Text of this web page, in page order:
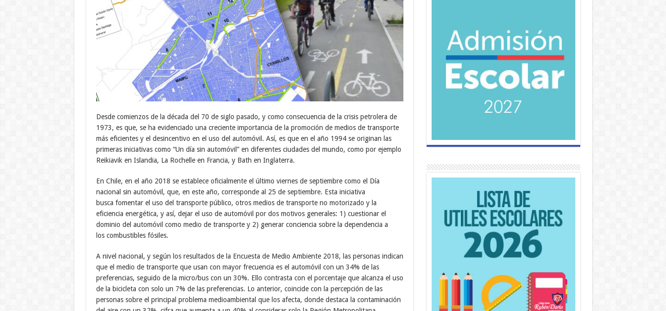
Desde comienzos de la década del 70 de siglo pasado, y como consecuencia de la crisis petrolera de
1973, es que, se ha evidenciado una creciente importancia de la promoción de medios de transporte
más eficientes y el desincentivo en el uso del automóvil. Así, es que en el año 1994 se originan las
primeras iniciativas como “Un día sin automóvil” en diferentes ciudades del mundo, como por ejemplo
Reikiavik en Islandia, La Rochelle en Francia, y Bath en Inglaterra.
En Chile, en el año 2018 se establece oficialmente el último viernes de septiembre como el Día
nacional sin automóvil, que, en este año, corresponde al 25 de septiembre. Esta iniciativa
busca fomentar el uso del transporte público, otros medios de transporte no motorizado y la
eficiencia energética, y así, dejar el uso de automóvil por dos motivos generales: 1) cuestionar el
dominio del automóvil como medio de transporte y 2) generar conciencia sobre la dependencia a
los combustibles fósiles.
A nivel nacional, y según los resultados de la Encuesta de Medio Ambiente 2018, las personas indican
que el medio de transporte que usan con mayor frecuencia es el automóvil con un 34% de las
preferencias, seguido de la micro/bus con un 30%. Ello contrasta con el porcentaje que alcanza el uso
de la bicicleta con solo un 7% de las preferencias. Lo anterior, coincide con la percepción de las
personas sobre el principal problema medioambiental que los afecta, donde destaca la contaminación